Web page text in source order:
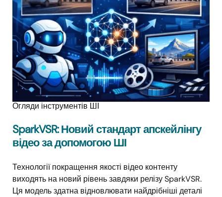
Огляди інструментів ШІ
SparkVSR: Новий стандарт апскейлінгу
відео за допомогою ШІ
Технології покращення якості відео контенту
виходять на новий рівень завдяки релізу SparkVSR.
Ця модель здатна відновлювати найдрібніші деталі